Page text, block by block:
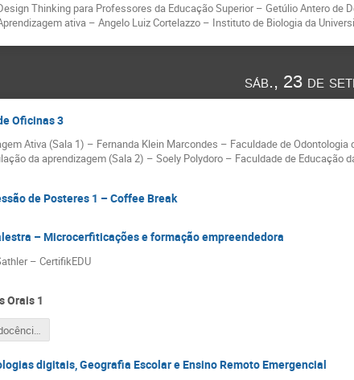
Thinking para Professores da Educação Superior – Getúlio Antero de
ativa – Angelo Luiz Cortelazzo – Instituto de Biologia da
sáb., 23 de
Oficinas 3
Ativa (Sala 1) – Fernanda Klein Marcondes – Faculdade de
da aprendizagem (Sala 2) – Soely Polydoro – Faculdade de Educação
de Posteres 1 – Coffee Break
– Microcerfiticações e formação empreendedora
– CertifikEDU
Orais 1
IAGen e a docência.pdf
digitais, Geografia Escolar e Ensino Remoto Emergencial